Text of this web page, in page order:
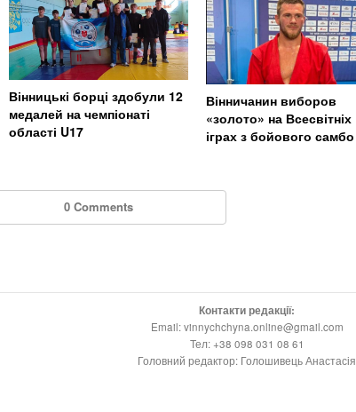
Вінницькі борці здобули 12
медалей на чемпіонаті
області U17
Вінничанин виборов
«золото» на Всесвітніх
іграх з бойового самбо
0 Comments
Контакти редакції:
Email: vinnychchyna.online@gmail.com
Тел: +38 098 031 08 61
Головний редактор: Голошивець Анастасія